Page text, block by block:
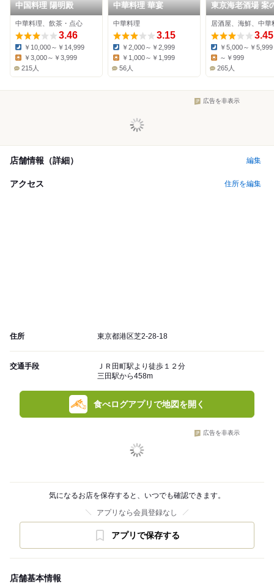
中国料理 陽明殿
中華料理、飲茶・点心
3.46
Dinner:
￥10,000～￥14,999
￥3,000～￥3,999
215人
中華料理 華宴
中華料理
3.15
Dinner:
￥2,000～￥2,999
Lunch:
￥1,000～￥1,999
56人
東京海老酒場 案
ョー
居酒屋、海鮮、中華
3.45
Dinner:
￥5,000～￥5,999
～￥999
265人
広告を非表示
店舗情報（詳細） 編集
アクセス 住所を編集
住所 東京都港区芝2-28-18
交通手段
ＪＲ田町駅より徒歩１２分
三田駅から458m
食べログアプリで地図を開く
広告を非表示
気になるお店を保存すると、いつでも確認できます。
アプリなら会員登録なし
アプリで保存する
店舗基本情報